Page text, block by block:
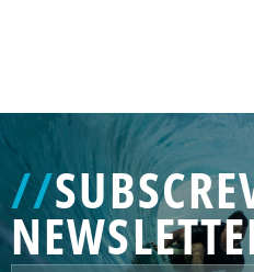
GENERATED
GENERATED
//